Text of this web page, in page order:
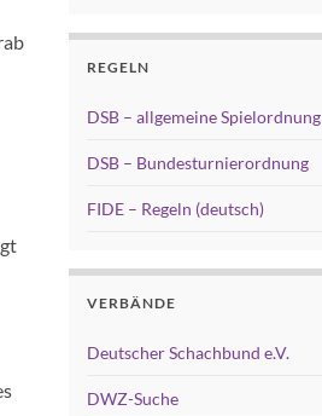
REGELN
DSB – allgemeine Spielordnung
DSB – Bundesturnierordnung
FIDE – Regeln (deutsch)
VERBÄNDE
Deutscher Schachbund e.V.
DWZ-Suche